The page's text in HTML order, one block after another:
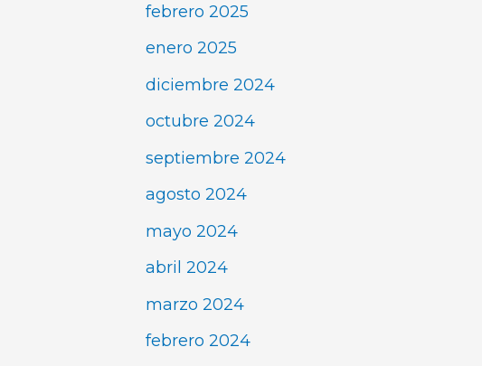
febrero 2025
enero 2025
diciembre 2024
octubre 2024
septiembre 2024
agosto 2024
mayo 2024
abril 2024
marzo 2024
febrero 2024